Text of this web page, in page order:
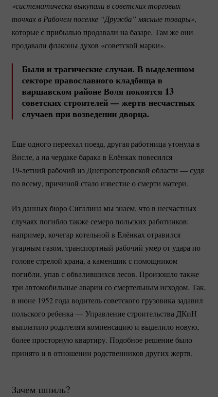
«систематически выкупали в советских торговых
точках в Рабочем поселке “Дружба” мясные товары»,
которые с прибылью продавали на базаре. Там же они
продавали флаконы духов «советской марки».
Были и трагические случаи. В выделенном
секторе православного кладбища в
варшавском районе Воля покоятся 13
советских строителей — жертв несчастных
случаев при возведении дворца.
Еще одного переехал поезд, другая работница утонула в
Висле, а на чердаке барака в Елёнках повесился
19-летний рабочий из Днепропетровской области — судя
по всему, причиной стало известие о смерти матери.
Из данных бюро Сигалина мы знаем, что в несчастных
случаях погибло также семеро польских работников:
например, кочегар котельной в Елёнках отравился
угарным газом, транспортный рабочий умер от удара по
голове стрелой крана, а каменщик с помощником
погибли, упав с обвалившихся лесов. Произошло также
три автомобильные аварии со смертельным исходом. Так,
в июне 1952 года водитель советского грузовика задавил
польского ребенка — Управление строительства ДКиН
выплатило родителям компенсацию и выделило новую,
более просторную квартиру. Подобное решение было
принято и в отношении родственников других жертв.
Зачем шпиль?